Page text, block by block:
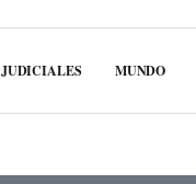
JUDICIALES MUNDO